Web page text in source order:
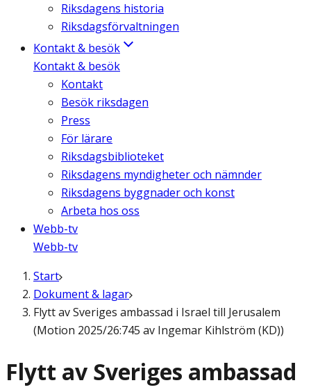
Riksdagens historia
Riksdagsförvaltningen
Kontakt & besök
Kontakt & besök
Kontakt
Besök riksdagen
Press
För lärare
Riksdagsbiblioteket
Riksdagens myndigheter och nämnder
Riksdagens byggnader och konst
Arbeta hos oss
Webb-tv
Webb-tv
Start
Dokument & lagar
Flytt av Sveriges ambassad i Israel till Jerusalem
(Motion 2025/26:745 av Ingemar Kihlström (KD))
Flytt av Sveriges ambassad